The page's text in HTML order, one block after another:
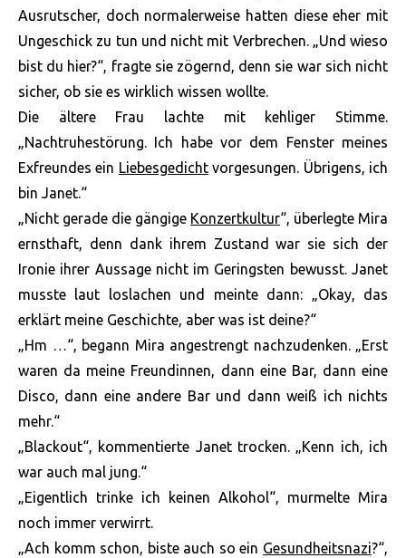
Ausrutscher, doch normalerweise hatten diese eher mit
Ungeschick zu tun und nicht mit Verbrechen. „Und wieso
bist du hier?“, fragte sie zögernd, denn sie war sich nicht
sicher, ob sie es wirklich wissen wollte.
Die ältere Frau lachte mit kehliger Stimme.
„Nachtruhestörung. Ich habe vor dem Fenster meines
Exfreundes ein Liebesgedichtvorgesungen. Übrigens, ich
bin Janet.“
„Nicht gerade die gängige Konzertkultur“, überlegte Mira
ernsthaft, denn dank ihrem Zustand war sie sich der
Ironie ihrer Aussage nicht im Geringsten bewusst. Janet
musste laut loslachen und meinte dann: „Okay, das
erklärt meine Geschichte, aber was ist deine?“
„Hm …“, begann Mira angestrengt nachzudenken. „Erst
waren da meine Freundinnen, dann eine Bar, dann eine
Disco, dann eine andere Bar und dann weiß ich nichts
mehr.“
„Blackout“, kommentierte Janet trocken. „Kenn ich, ich
war auch mal jung.“
„Eigentlich trinke ich keinen Alkohol“, murmelte Mira
noch immer verwirrt.
„Ach komm schon, biste auch so ein Gesundheitsnazi?“,